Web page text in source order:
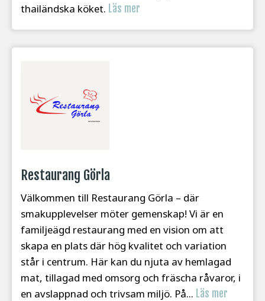
thailändska köket. Läs mer
Restaurang Görla
Välkommen till Restaurang Görla – där
smakupplevelser möter gemenskap! Vi är en
familjeägd restaurang med en vision om att
skapa en plats där hög kvalitet och variation
står i centrum. Här kan du njuta av hemlagad
mat, tillagad med omsorg och fräscha råvaror, i
en avslappnad och trivsam miljö. På... Läs mer